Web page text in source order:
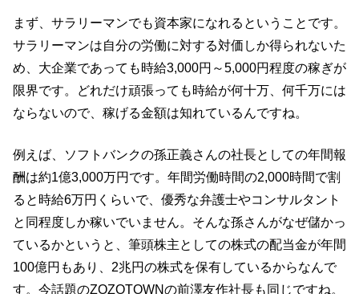
まず、サラリーマンでも資本家になれるということです。
サラリーマンは自分の労働に対する対価しか得られないた
め、大企業であっても時給3,000円～5,000円程度の稼ぎが
限界です。どれだけ頑張っても時給が何十万、何千万には
ならないので、稼げる金額は知れているんですね。
例えば、ソフトバンクの孫正義さんの社長としての年間報
酬は約1億3,000万円です。年間労働時間の2,000時間で割
ると時給6万円くらいで、優秀な弁護士やコンサルタント
と同程度しか稼いでいません。そんな孫さんがなぜ儲かっ
ているかというと、筆頭株主としての株式の配当金が年間
100億円もあり、2兆円の株式を保有しているからなんで
す。今話題のZOZOTOWNの前澤友作社長も同じですね。